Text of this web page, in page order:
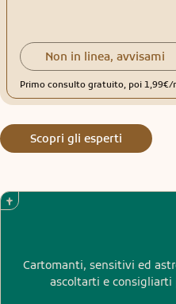
Non in linea, avvisami
Primo consulto gratuito, poi 1,99€/
Scopri gli esperti
Cartomanti, sensitivi ed
ascoltarti e consigliarti